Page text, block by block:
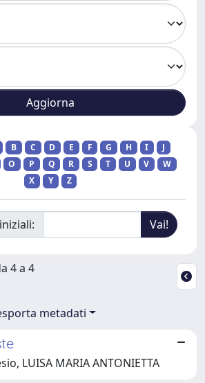
B C D E F G H I
J
O P Q R S T U V
W
X
Y Z
4 a 4
metadati
LUISA MARIA ANTONIETTA